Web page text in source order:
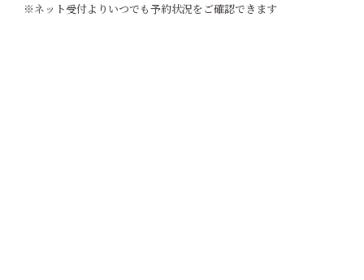
※ネット受付よりいつでも予約状況をご確認できます